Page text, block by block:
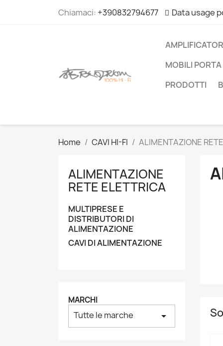
Chiamaci: +390832794677 Data usage
MOBILI
PRODOTTI
Home CAVI HI-FI ALIMENTAZIONE
ALIMENTAZIONE
RETE ELETTRICA
MULTIPRESE E
DISTRIBUTORI DI
ALIMENTAZIONE
CAVI DI ALIMENTAZIONE
MARCHI
Tutte le marche arrow_drop_down